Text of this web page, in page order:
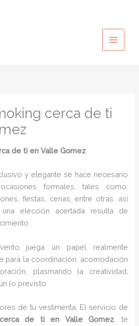
cerca de ti
de ti en Valle Gomez
y elegante se hace necesario
formales, tales como:
fiestas, cenas, entre otras, así
elección acertada resulta de
juega un papel realmente
para la coordinación, acomodación
plasmando la creatividad,
lo previsto.
de tu vestimenta, El servicio de
de ti en Valle Gomez , te